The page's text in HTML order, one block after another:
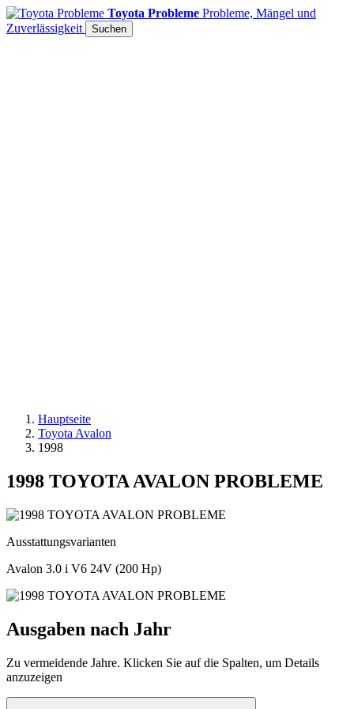
Toyota Probleme Probleme, Mängel und
Zuverlässigkeit
Suchen
Hauptseite
Toyota Avalon
1998
1998 TOYOTA AVALON PROBLEME
Ausstattungsvarianten
Avalon 3.0 i V6 24V (200 Hp)
Ausgaben nach Jahr
Zu vermeidende Jahre. Klicken Sie auf die Spalten, um Details
anzuzeigen